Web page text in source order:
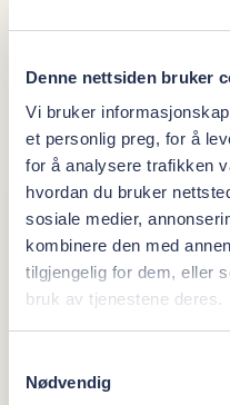
Denne nettsiden bruker
Vi bruker
et personlig preg, for å
for å analysere trafikken
hvordan du bruker
sosiale medier,
kombinere den med
tilgjengelig for dem, eller
bruk av tjenestene deres.
Nødvendig
Oral kirurgi og
Det beste
Vinn
måned
Vær med i